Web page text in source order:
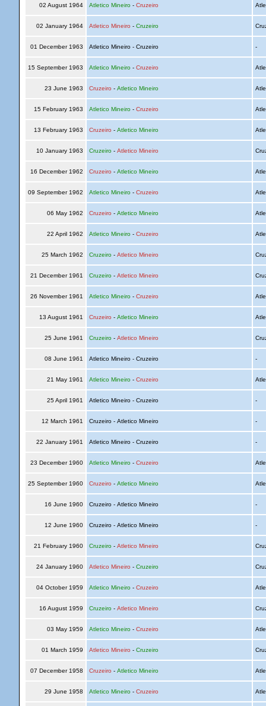
02 August 1964 Atletico Mineiro- Cruzeiro
02 January 1964 Atletico Mineiro - Cruzeiro
01 December 1963 Atletico Mineiro - Cruzeiro -
15 September 1963 Atletico Mineiro- Cruzeiro
23 June 1963 Cruzeiro - Atletico Mineiro
15 February 1963 Atletico Mineiro- Cruzeiro
13 February 1963 Cruzeiro - Atletico Mineiro
10 January 1963 Cruzeiro- Atletico Mineiro
16 December 1962 Cruzeiro - Atletico Mineiro
09 September 1962 Atletico Mineiro- Cruzeiro
06 May 1962 Cruzeiro - Atletico Mineiro
22 April 1962 Atletico Mineiro- Cruzeiro
25 March 1962 Cruzeiro- Atletico Mineiro
21 December 1961 Cruzeiro- Atletico Mineiro
26 November 1961 Atletico Mineiro- Cruzeiro
13 August 1961 Cruzeiro - Atletico Mineiro
25 June 1961 Cruzeiro- Atletico Mineiro
08 June 1961 Atletico Mineiro - Cruzeiro -
21 May 1961 Atletico Mineiro- Cruzeiro
25 April 1961 Atletico Mineiro - Cruzeiro -
12 March 1961 Cruzeiro - Atletico Mineiro -
22 January 1961 Atletico Mineiro - Cruzeiro -
23 December 1960 Atletico Mineiro- Cruzeiro
25 September 1960 Cruzeiro - Atletico Mineiro
16 June 1960 Cruzeiro - Atletico Mineiro -
12 June 1960 Cruzeiro - Atletico Mineiro -
21 February 1960 Cruzeiro- Atletico Mineiro
24 January 1960 Atletico Mineiro - Cruzeiro
04 October 1959 Atletico Mineiro- Cruzeiro
16 August 1959 Cruzeiro- Atletico Mineiro
03 May 1959 Atletico Mineiro- Cruzeiro
01 March 1959 Atletico Mineiro - Cruzeiro
07 December 1958 Cruzeiro - Atletico Mineiro
29 June 1958 Atletico Mineiro- Cruzeiro